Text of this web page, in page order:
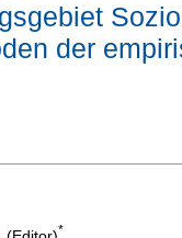
der
*